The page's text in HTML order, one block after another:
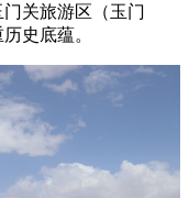
关旅游区（玉门
史底蕴。